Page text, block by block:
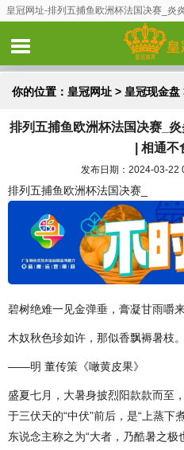
皇冠网址-排列五捕鱼欧洲杯法国决赛_炎
你的位置： 皇冠网址 > 皇冠现金盘
炎夏季中的广东专属“浩气果” | 相
排列五捕鱼欧洲杯法国决赛_
| 相通不
发布日期：2024-03-22
排列五捕鱼欧洲杯法国决赛_
碧树绝难一见金弹垂，膏凝甘雨嚼来
木奴秋色珍如许，那似香飘褥暑枝。
——明 董传策《噉黄皮果》
盛夏七月，大暑身披烈阳款款而至
于三伏天的“中伏”前后，是“上蒸下
东说念主称之为“大者，乃酷暑之极